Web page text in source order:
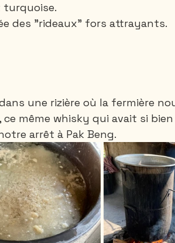
turquoise.
des "rideaux" fors attrayants.
une rizière où la fermière
même whisky qui avait si
arrêt à Pak Beng.